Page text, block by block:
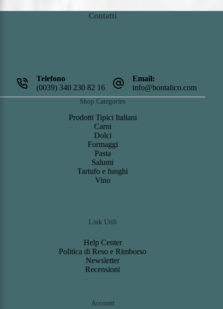
Contatti
Telefono
(0039) 340 230 82 16
Email:
info@bontalico.com
Shop Categories
Prodotti Tipici Italiani
Carni
Dolci
Formaggi
Pasta
Salumi
Tartufo e funghi
Vino
Link Utili
Help Center
Politica di Reso e Rimborso
Newsletter
Recensioni
Account